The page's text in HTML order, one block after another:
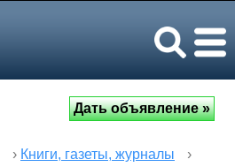
› Книги, газеты, журналы
›